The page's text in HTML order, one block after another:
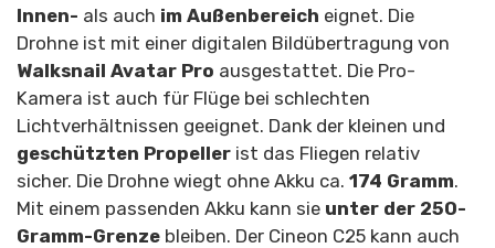
Innen- als auch im Außenbereich eignet. Die
Drohne ist mit einer digitalen Bildübertragung von
Walksnail Avatar Pro ausgestattet. Die Pro-
Kamera ist auch für Flüge bei schlechten
Lichtverhältnissen geeignet. Dank der kleinen und
geschützten Propeller ist das Fliegen relativ
sicher. Die Drohne wiegt ohne Akku ca. 174 Gramm.
Mit einem passenden Akku kann sie unter der 250-
Gramm-Grenze bleiben. Der Cineon C25 kann auch